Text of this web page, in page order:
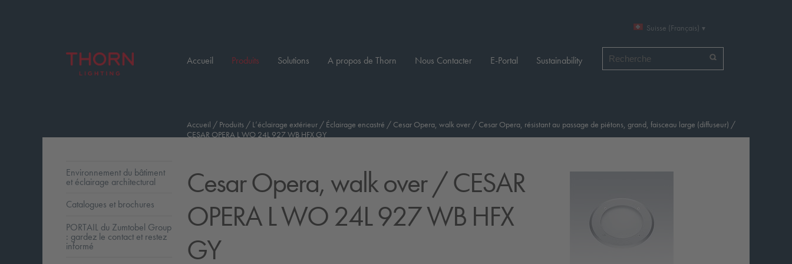
Suisse (Français)
Accueil Produits Solutions A propos de Thorn Nous Contacter E-Portal Sustainability
Accueil / Produits / L’éclairage extérieur / Éclairage encastré / Cesar Opera, walk over / Cesar Opera, résistant au passage de piétons, grand, faisceau large (diffuseur) /
CESAR OPERA L WO 24L 927 WB HFX GY
Cesar Opera, walk over/ CESAR
OPERA L WO 24L 927 WB HFX
GY
Environnement du bâtiment
et éclairage architectural
Catalogues et brochures
PORTAIL du Zumtobel Group
: gardez le contact et restez
informé